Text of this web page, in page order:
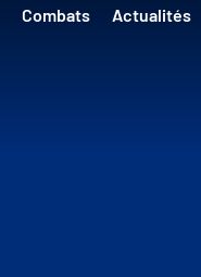
Combats Actualités